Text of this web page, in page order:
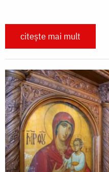
citește mai mult